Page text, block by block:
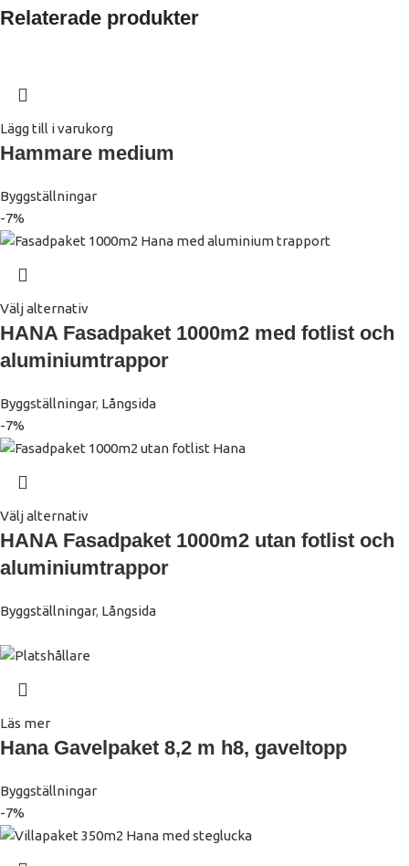
Relaterade produkter
Lägg till i varukorg
Hammare medium
Byggställningar
-7%
Välj alternativ
HANA Fasadpaket 1000m2 med fotlist och
aluminiumtrappor
Byggställningar, Långsida
-7%
Välj alternativ
HANA Fasadpaket 1000m2 utan fotlist och
aluminiumtrappor
Byggställningar, Långsida
Läs mer
Hana Gavelpaket 8,2 m h8, gaveltopp
Byggställningar
-7%